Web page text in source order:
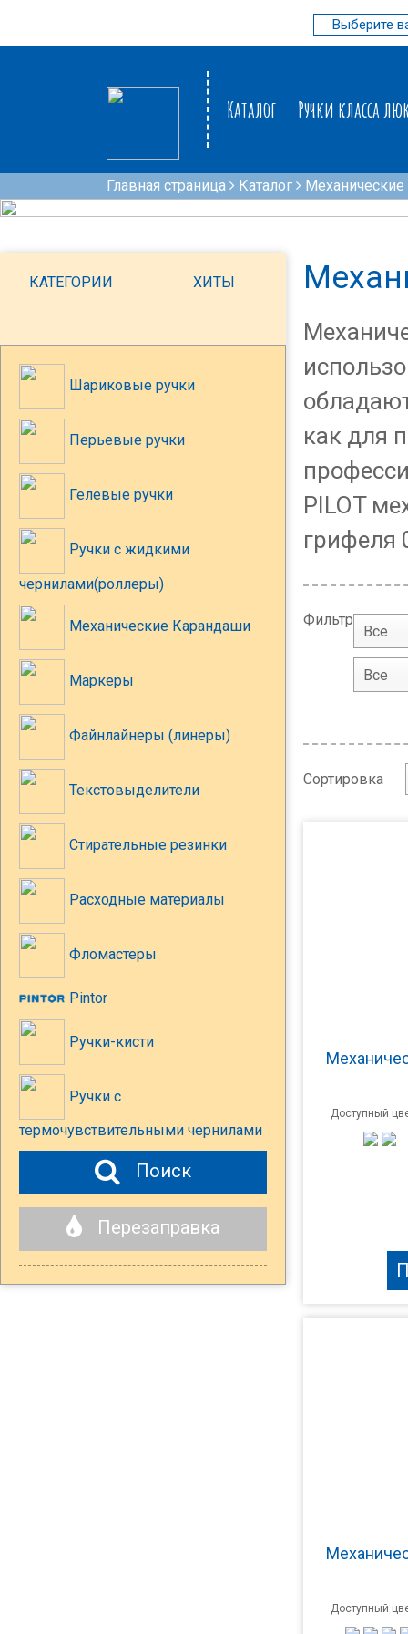
Каталог Ручки класса
Главная страница Каталог
КАТЕГОРИИ ХИТЫ
Шариковые ручки
Перьевые ручки
Гелевые ручки
Ручки с жидкими
чернилами(роллеры)
Механические Карандаши
Маркеры
Файнлайнеры (линеры)
Текстовыделители
Стирательные резинки
Расходные материалы
Фломастеры
Pintor
Ручки-кисти
Ручки с
термочувствительными чернилами
Поиск
Перезаправка
как для
PILOT
грифеля
Фильтр
Все
Все
Сортировка
Доступный
Доступный